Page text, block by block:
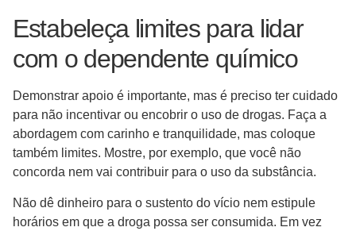
Estabeleça limites para lidar
com o dependente químico
Demonstrar apoio é importante, mas é preciso ter cuidado
para não incentivar ou encobrir o uso de drogas. Faça a
abordagem com carinho e tranquilidade, mas coloque
também limites. Mostre, por exemplo, que você não
concorda nem vai contribuir para o uso da substância.
Não dê dinheiro para o sustento do vício nem estipule
horários em que a droga possa ser consumida. Em vez